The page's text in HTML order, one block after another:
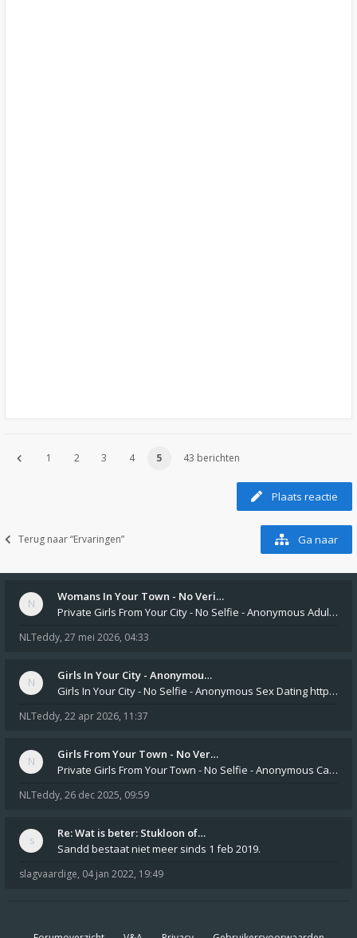
1 2 3 4 5 43 berichten
Plaats reactie
Terug naar “Ervaringen” Ga naar
Womans In Your Town - No Veri…
Private Girls From Your City - No Selfie - Anonymous Adult Dating https://privatedates.live Private Girls In Your
NLTeddy, 27 mei 2026, 04:33
Girls In Your City - Anonymou…
Girls In Your City - No Selfie - Anonymous Sex Dating https://SecretPrivat.com Womens In Your Town - Anonymous S
NLTeddy, 22 apr 2026, 11:37
Girls From Your Town - No Ver…
Private Girls From Your Town - No Selfie - Anonymous Casual Dating https://PrivateLadyEscorts.com Private Lady In
NLTeddy, 26 dec 2025, 09:59
Re: Wat is beter: Stukloon of…
Sandd bestaat niet meer sinds 1 feb 2019.
slagvaardige, 04 jan 2022, 19:49